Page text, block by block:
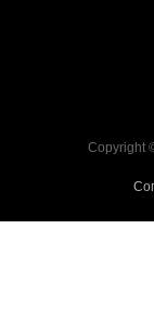
Copyright